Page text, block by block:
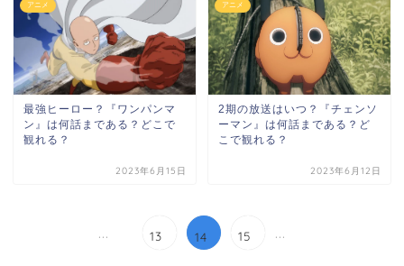
アニメ
最強ヒーロー？『ワンパンマ
ン』は何話まである？どこで
観れる？
2023年6月15日
アニメ
2期の放送はいつ？『チェンソ
ーマン』は何話まである？ど
こで観れる？
2023年6月12日
... 13 14 15 ...